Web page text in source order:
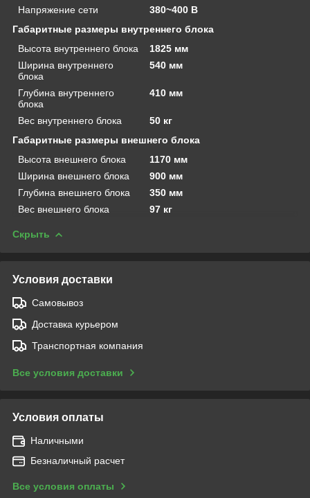
Напряжение сети
380~400 В
Габаритные размеры внутреннего блока
Высота внутреннего блока
1825 мм
Ширина внутреннего
блока
540 мм
Глубина внутреннего
блока
410 мм
Вес внутреннего блока
50 кг
Габаритные размеры внешнего блока
Высота внешнего блока
1170 мм
Ширина внешнего блока
900 мм
Глубина внешнего блока
350 мм
Вес внешнего блока
97 кг
Скрыть
Условия доставки
Самовывоз
Доставка курьером
Транспортная компания
Все условия доставки
Условия оплаты
Наличными
Безналичный расчет
Все условия оплаты